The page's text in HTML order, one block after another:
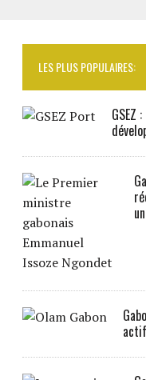
LES PLUS POPULAIRES: